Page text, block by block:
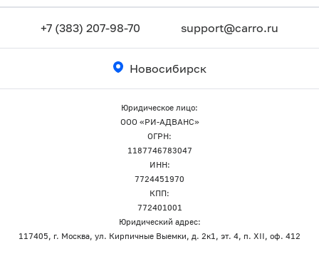
+7 (383) 207-98-70 support@carro.ru
Новосибирск
Юридическое лицо:
ООО «РИ-АДВАНС»
ОГРН:
1187746783047
ИНН:
7724451970
КПП:
772401001
Юридический адрес:
117405, г. Москва, ул. Кирпичные Выемки, д. 2к1, эт. 4, п. XII, оф. 412